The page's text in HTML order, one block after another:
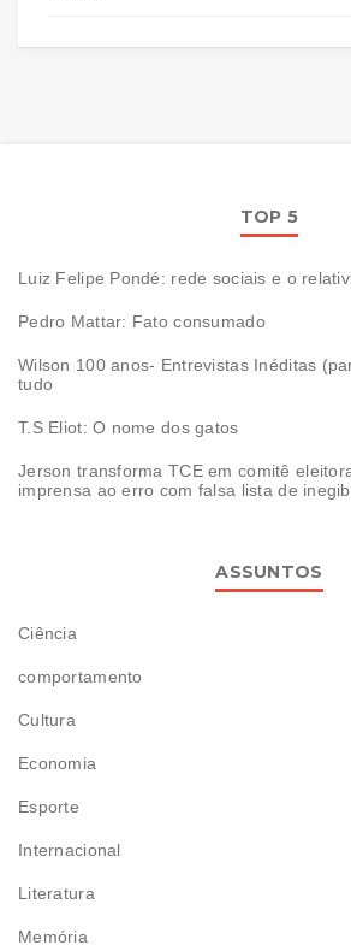
TOP 5
Luiz Felipe Pondé: rede sociais e o
Pedro Mattar: Fato consumado
Wilson 100 anos- Entrevistas Inéditas
tudo
T.S Eliot: O nome dos gatos
Jerson transforma TCE em comitê
imprensa ao erro com falsa lista de
ASSUNTOS
Ciência
comportamento
Cultura
Economia
Esporte
Internacional
Literatura
Memória